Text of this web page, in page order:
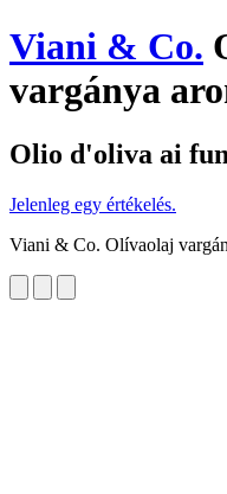
Viani & Co.
vargánya
Olio d'oliva ai
Jelenleg egy értékelés.
Viani & Co. Olívaolaj